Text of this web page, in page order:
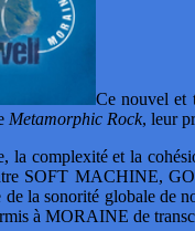
Ce nouvel et
Metamorphic Rock, leur
la complexité et la
SOFT MACHINE,
de la sonorité globale
à MORAINE de